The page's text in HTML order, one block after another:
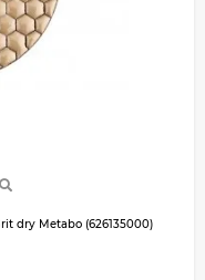
dry Metabo (626135000)